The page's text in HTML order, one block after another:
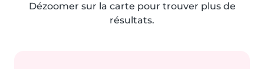
Dézoomer sur la carte pour trouver plus de
résultats.